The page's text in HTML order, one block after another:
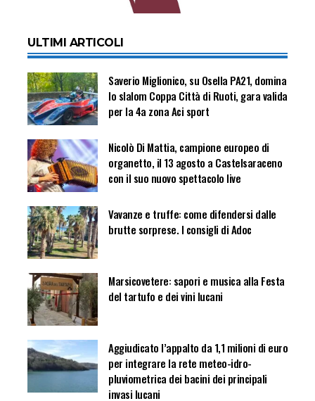
ULTIMI ARTICOLI
Saverio Miglionico, su Osella PA21, domina
lo slalom Coppa Città di Ruoti, gara valida
per la 4a zona Aci sport
Nicolò Di Mattia, campione europeo di
organetto, il 13 agosto a Castelsaraceno
con il suo nuovo spettacolo live
Vavanze e truffe: come difendersi dalle
brutte sorprese. I consigli di Adoc
Marsicovetere: sapori e musica alla Festa
del tartufo e dei vini lucani
Aggiudicato l’appalto da 1,1 milioni di euro
per integrare la rete meteo-idro-
pluviometrica dei bacini dei principali
invasi lucani